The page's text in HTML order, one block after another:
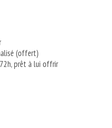
(offert)
prêt à lui offrir